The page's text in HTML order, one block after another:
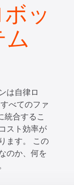
ッ
ム
は自律ロ
べてのファ
統合するこ
スト効率が
ます。 この
のか、何を